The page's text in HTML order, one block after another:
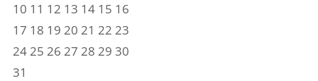
10 11 12 13 14 15 16
17 18 19 20 21 22 23
2425 26 27 28 29 30
31